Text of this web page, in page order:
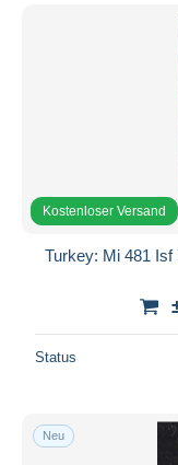
Kostenloser Versand
Turkey: Mi 481
Status
Neu